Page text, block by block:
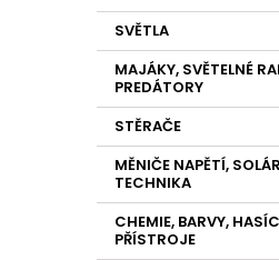
SVĚTLA
MAJÁKY, SVĚTELNÉ
PREDÁTORY
STĚRAČE
MĚNIČE NAPĚTÍ,
TECHNIKA
CHEMIE, BARVY,
PŘÍSTROJE